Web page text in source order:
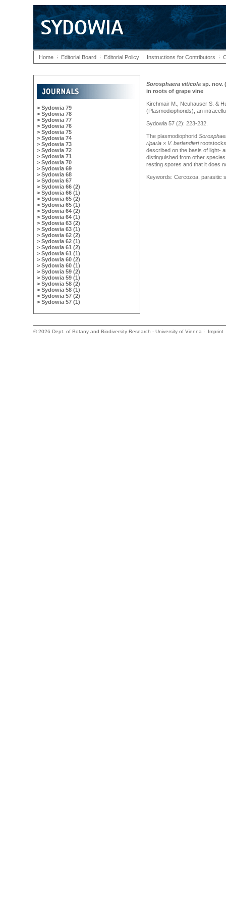
Home Editorial Board Editorial Policy Instructions for Contributors
> Sydowia 79
> Sydowia 78
> Sydowia 77
> Sydowia 76
> Sydowia 75
> Sydowia 74
> Sydowia 73
> Sydowia 72
> Sydowia 71
> Sydowia 70
> Sydowia 69
> Sydowia 68
> Sydowia 67
> Sydowia 66 (2)
> Sydowia 66 (1)
> Sydowia 65 (2)
> Sydowia 65 (1)
> Sydowia 64 (2)
> Sydowia 64 (1)
> Sydowia 63 (2)
> Sydowia 63 (1)
> Sydowia 62 (2)
> Sydowia 62 (1)
> Sydowia 61 (2)
> Sydowia 61 (1)
> Sydowia 60 (2)
> Sydowia 60 (1)
> Sydowia 59 (2)
> Sydowia 59 (1)
> Sydowia 58 (2)
> Sydowia 58 (1)
> Sydowia 57 (2)
> Sydowia 57 (1)
Sorosphaera viticola sp. nov.
in roots of grape vine
Kirchmair M., Neuhauser S. &
(Plasmodiophorids), an
Sydowia 57 (2): 223-232.
The plasmodiophorid
riparia × V. berlandieri
described on the basis of light-
distinguished from other
resting spores and that it does
Keywords: Cercozoa, parasitic
©2026 Dept. of Botany and Biodiversity Research - University of Vienna Imprint